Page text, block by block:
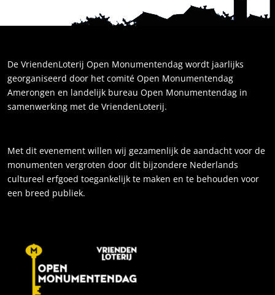
De VriendenLoterij Open Monumentendag wordt jaarlijks
georganiseerd door het comité Open Monumentendag
Amerongen en landelijk bureau Open Monumentendag in
samenwerking met de VriendenLoterij.
Met dit evenement willen wij gezamenlijk de aandacht voor de
monumenten vergroten door dit bijzondere Nederlands
cultureel erfgoed toegankelijk te maken en te behouden voor
een breed publiek.